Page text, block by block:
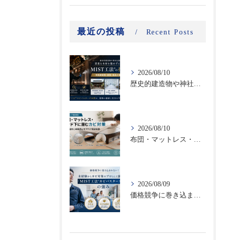
最近の投稿 Recent Posts
2026/08/10
2026/08/10
2026/08/09